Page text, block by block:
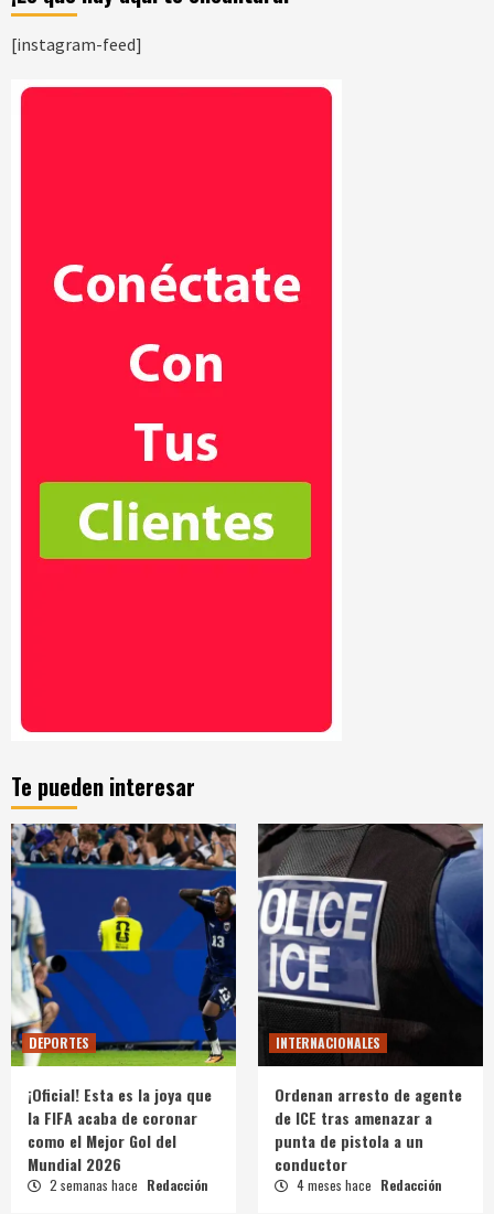
[instagram-feed]
Te pueden interesar
DEPORTES
¡Oficial! Esta es la joya que
la FIFA acaba de coronar
como el Mejor Gol del
Mundial 2026
2 semanas hace Redacción
INTERNACIONALES
Ordenan arresto de agente
de ICE tras amenazar a
punta de pistola a un
conductor
4 meses hace Redacción